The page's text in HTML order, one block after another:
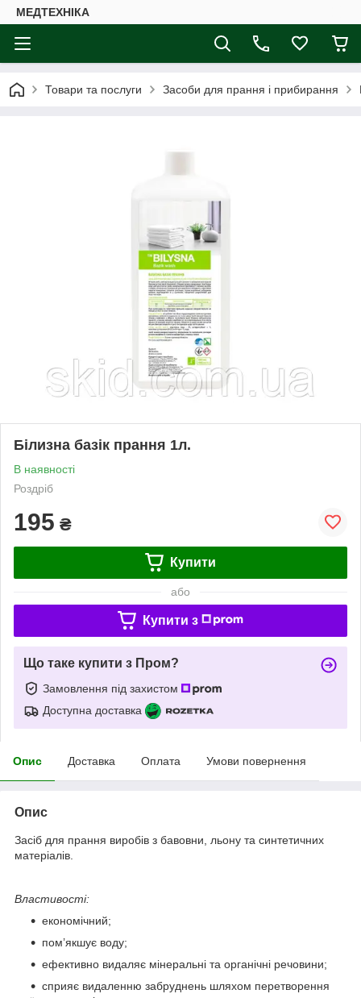
МЕДТЕХНІКА
Товари та послуги Засоби для прання і прибирання
Білизна базік прання 1л.
В наявності
Роздріб
195 ₴
Купити
або
Купити з
Що таке купити з Пром?
Замовлення під захистом
Доступна доставка
Опис Доставка Оплата Умови повернення
Опис
Засіб для прання виробів з бавовни, льону та синтетичних
матеріалів.
Властивості:
економічний;
пом’якшує воду;
ефективно видаляє мінеральні та органічні речовини;
сприяє видаленню забруднень шляхом перетворення